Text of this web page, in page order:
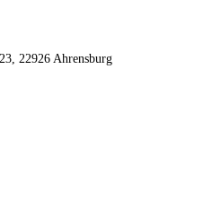
22926 Ahrensburg